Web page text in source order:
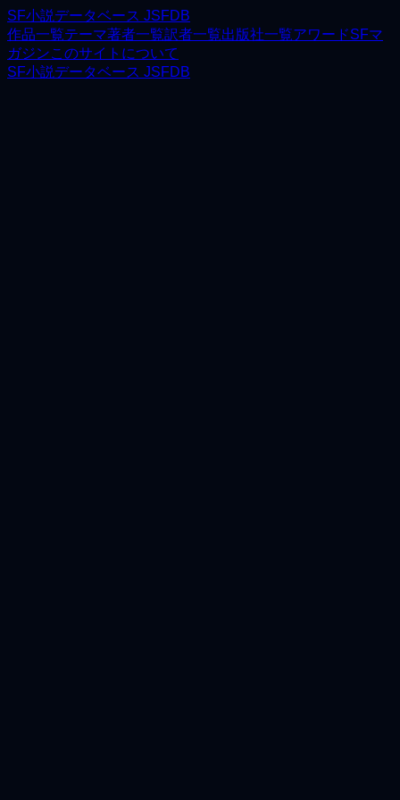
SF小説データベース JSFDB
作品一覧テーマ著者一覧訳者一覧出版社一覧アワードSFマ
ガジンこのサイトについて
SF小説データベース JSFDB